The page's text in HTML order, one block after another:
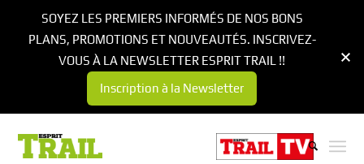
SOYEZ LES PREMIERS INFORMÉS DE NOS BONS
PLANS, PROMOTIONS ET NOUVEAUTÉS. INSCRIVEZ-
VOUS À LA NEWSLETTER ESPRIT TRAIL !!
Inscription à la Newsletter